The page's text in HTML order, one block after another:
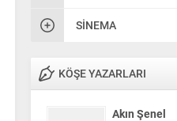
SINEMA
KÖŞE YAZARLARI
Akın Şenel